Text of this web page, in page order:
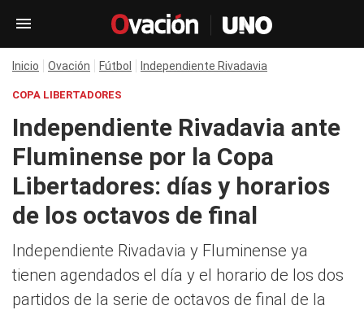
Inicio Ovación Fútbol Independiente Rivadavia
COPA LIBERTADORES
Independiente Rivadavia ante
Fluminense por la Copa
Libertadores: días y horarios
de los octavos de final
Independiente Rivadavia y Fluminense ya
tienen agendados el día y el horario de los dos
partidos de la serie de octavos de final de la